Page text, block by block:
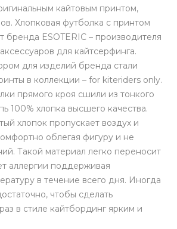
кайтовым принтом,
Хлопковая футболка с принтом
бренда ESOTERIC – производителя
для кайтсерфинга.
для изделий бренда стали
в коллекции – for kiteriders only.
прямого кроя сшили из тонкого
100% хлопка высшего качества.
хлопок пропускает воздух и
облегая фигуру и не
Такой материал легко переносит
аллергии поддерживая
в течение всего дня. Иногда
чтобы сделать
в стиле кайтбординг ярким и